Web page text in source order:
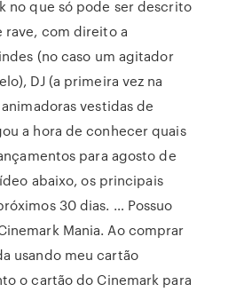
no que só pode ser descrito
com direito a
(no caso um agitador
DJ (a primeira vez na
vestidas de
a hora de conhecer quais
para agosto de
abaixo, os principais
30 dias. … Possuo
Mania. Ao comprar
usando meu cartão
o cartão do Cinemark para